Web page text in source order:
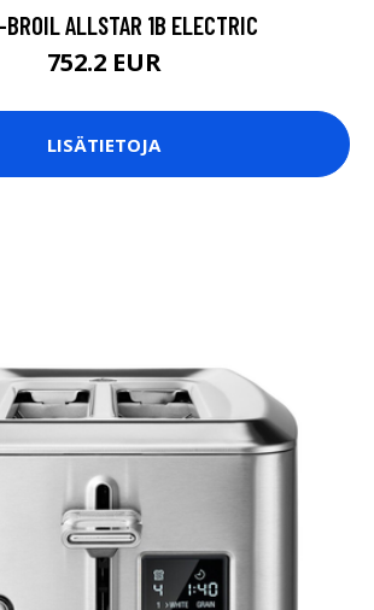
BROIL ALLSTAR 1B ELECTRIC
752.2 EUR
LISÄTIETOJA